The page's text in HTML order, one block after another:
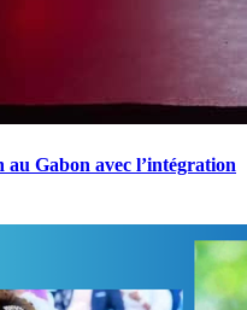
Gabon avec l’intégration